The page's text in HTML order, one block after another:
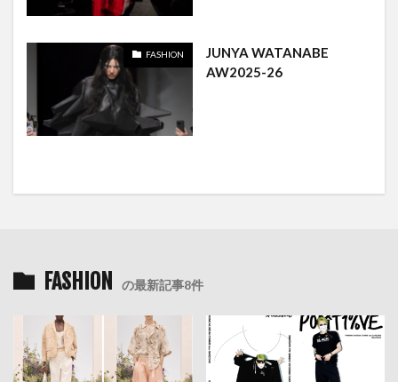
FASHION
JUNYA WATANABE
AW2025-26
FASHION の最新記事8件